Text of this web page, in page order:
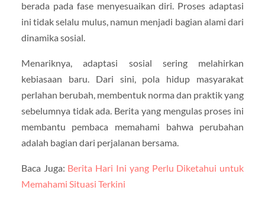
berada pada fase menyesuaikan diri. Proses adaptasi
ini tidak selalu mulus, namun menjadi bagian alami dari
dinamika sosial.
Menariknya, adaptasi sosial sering melahirkan
kebiasaan baru. Dari sini, pola hidup masyarakat
perlahan berubah, membentuk norma dan praktik yang
sebelumnya tidak ada. Berita yang mengulas proses ini
membantu pembaca memahami bahwa perubahan
adalah bagian dari perjalanan bersama.
Baca Juga: Berita Hari Ini yang Perlu Diketahui untuk
Memahami Situasi Terkini